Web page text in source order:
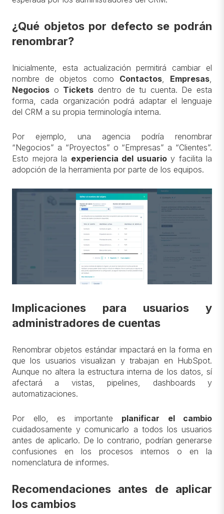
¿Qué objetos por defecto se podrán
renombrar?
Inicialmente, esta actualización permitirá cambiar el
nombre de objetos como Contactos, Empresas,
Negocios o Tickets dentro de tu cuenta. De esta
forma, cada organización podrá adaptar el lenguaje
del CRM a su propia terminología interna.
Por ejemplo, una agencia podría renombrar
“Negocios” a “Proyectos” o “Empresas” a “Clientes”.
Esto mejora la experiencia del usuarioy facilita la
adopción de la herramienta por parte de los equipos.
Implicaciones para usuarios y
administradores de cuentas
Renombrar objetos estándar impactará en la forma en
que los usuarios visualizan y trabajan en HubSpot.
Aunque no altera la estructura interna de los datos, sí
afectará a vistas, pipelines, dashboards y
automatizaciones.
Por ello, es importante planificar el cambio
cuidadosamente y comunicarlo a todos los usuarios
antes de aplicarlo. De lo contrario, podrían generarse
confusiones en los procesos internos o en la
nomenclatura de informes.
Recomendaciones antes de aplicar
los cambios